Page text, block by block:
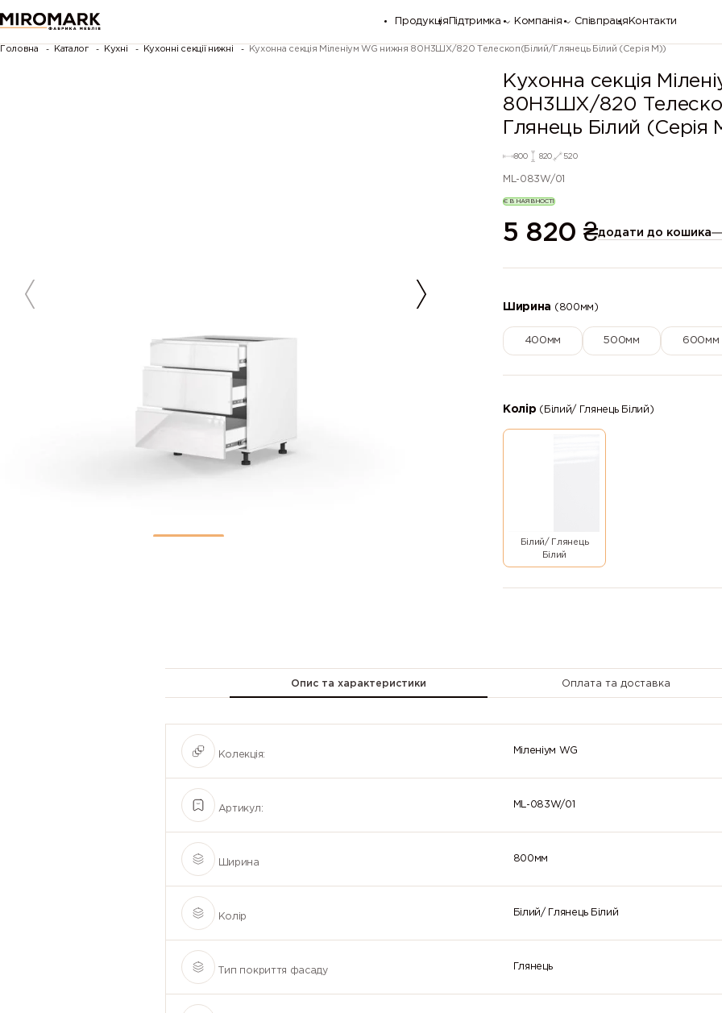
Продукція Підтримка Компанія Співпраця Контакти
Головна Каталог Кухні Кухонні секції нижні Кухонна секція Міленіум WG нижня 80Н3ШХ/820 Телескоп(Білий/Глянець Білий (Серія М))
Кухонна секція
80Н3ШХ/820
Глянець Білий (Серія
800 820 520
ML-083W/01
Є В НАЯВНОСТІ
5 820 ₴додати до кошика
Ширина (800мм)
400мм 500мм 600мм
Колір (Білий/ Глянець Білий)
Білий/ Глянець
Білий
Опис та характеристики Оплата та доставка
Колекція: Міленіум WG
Артикул: ML-083W/01
Ширина 800мм
Колір Білий/ Глянець Білий
Тип покриття фасаду Глянець